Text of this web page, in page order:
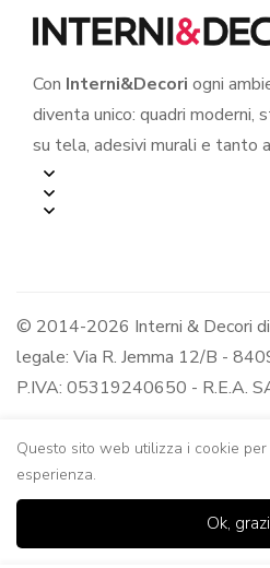
Con Interni&Decori ogni
diventa unico: quadri moderni,
su tela, adesivi murali e tanto
© 2014-2026 Interni & Decori
legale: Via R. Jemma 12/B -
P.IVA: 05319240650 - R.E.A.
Questo sito web utilizza i cookie
esperienza.
Ok,
Casa Negozio
0
Lista dei